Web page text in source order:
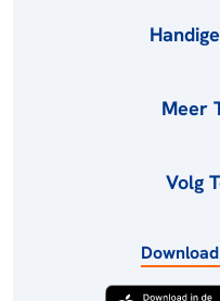
Meer
Volg